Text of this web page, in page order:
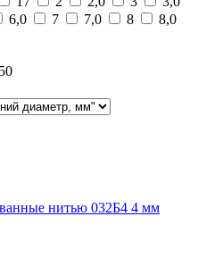
6,0 7 7,0 8
8,0
50
нитью 032Б4 4 мм